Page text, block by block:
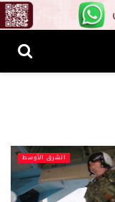
الشرق الأوسط